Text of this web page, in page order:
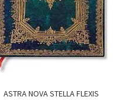
ASTRA NOVA STELLA FLEXIS